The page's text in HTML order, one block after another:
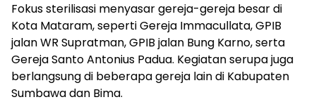
Fokus sterilisasi menyasar gereja-gereja besar di
Kota Mataram, seperti Gereja Immacullata, GPIB
jalan WR Supratman, GPIB jalan Bung Karno, serta
Gereja Santo Antonius Padua. Kegiatan serupa juga
berlangsung di beberapa gereja lain di Kabupaten
Sumbawa dan Bima.